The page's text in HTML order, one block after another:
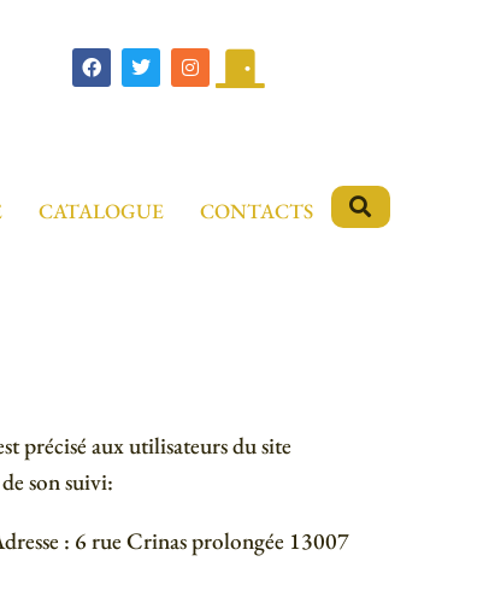
CATALOGUE CONTACTS
précisé aux utilisateurs du site
son suivi:
: 6 rue Crinas prolongée 13007